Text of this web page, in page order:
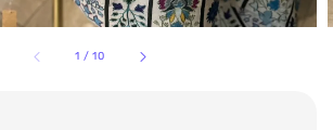
1 /10